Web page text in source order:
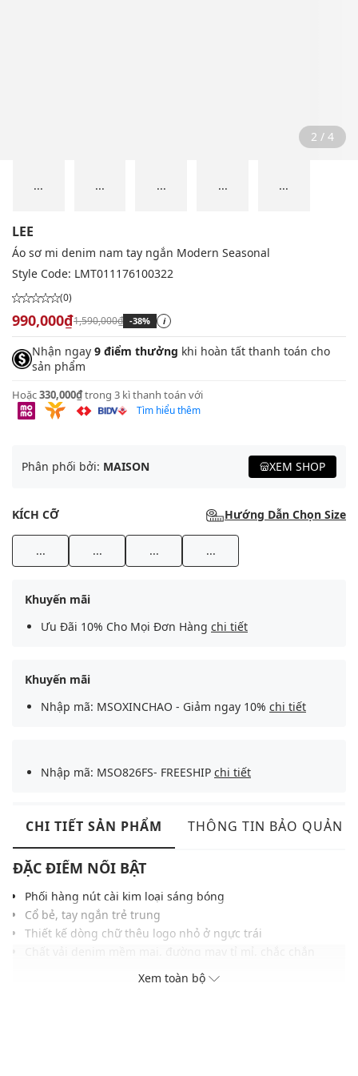
2 / 4
... ... ... ... ...
LEE
Áo sơ mi denim nam tay ngắn Modern Seasonal
Style Code: LMT011176100322
(0)
990,000₫1,590,000₫ -38% i
Nhận ngay 9 điểm thưởng khi hoàn tất thanh toán cho
sản phẩm
Hoặc330,000₫trong 3 kì thanh toán với
Tìm hiểu thêm
Phân phối bởi: MAISON XEM SHOP
KÍCH CỠ Hướng Dẫn Chọn Size
... ... ... ...
Khuyến mãi
Ưu Đãi 10% Cho Mọi Đơn Hàng chi tiết
Khuyến mãi
Nhập mã: MSOXINCHAO - Giảm ngay 10% chi tiết
Nhập mã: MSO826FS- FREESHIP chi tiết
CHI TIẾT SẢN PHẨM THÔNG TIN BẢO QUẢN
ĐẶC ĐIỂM NỔI BẬT
Phối hàng nút cài kim loại sáng bóng
Cổ bẻ, tay ngắn trẻ trung
Thiết kế dòng chữ thêu logo nhỏ ở ngực trái
Màu sắc thời trang, dễ phối với nhiều trang phục khác
Xem toàn bộ